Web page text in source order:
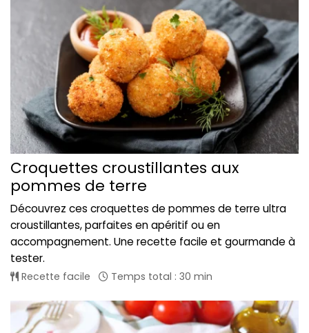
Croquettes croustillantes aux
pommes de terre
Découvrez ces croquettes de pommes de terre ultra
croustillantes, parfaites en apéritif ou en
accompagnement. Une recette facile et gourmande à
tester.
Recette facile Temps total : 30 min